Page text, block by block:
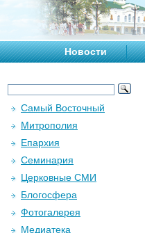
Новости
Самый Восточный
Митрополия
Епархия
Семинария
Церковные СМИ
Блогосфера
Фотогалерея
Медиатека